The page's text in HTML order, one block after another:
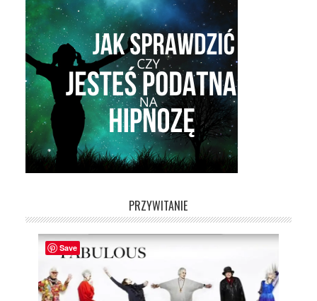
PRZYWITANIE
Save